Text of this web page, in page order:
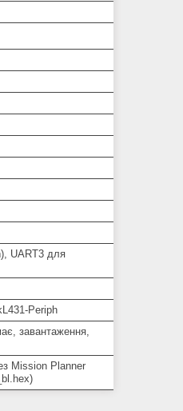
UART3 для
Periph
завантаження,
Mission Planner